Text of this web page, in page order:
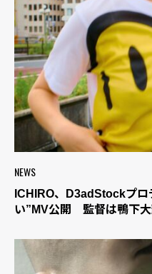
NEWS
ICHIRO、D3adStockプロ
い”MV公開 監督は鴨下